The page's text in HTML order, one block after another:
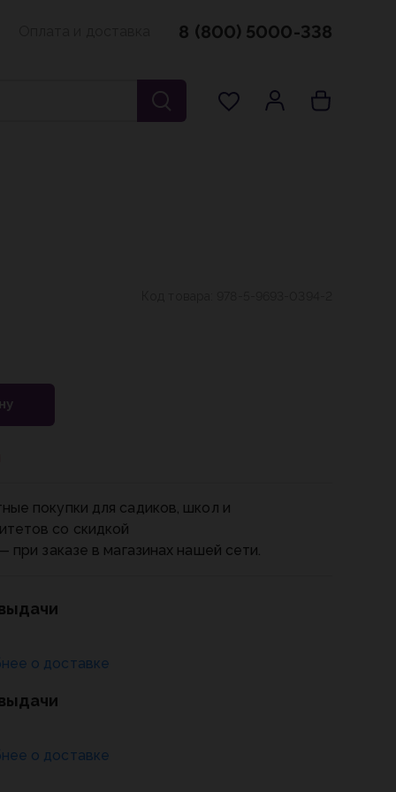
8 (800) 5000-338
покупки для садиков, школ и
со скидкой
при заказе в магазинах нашей сети.
о доставке
о доставке